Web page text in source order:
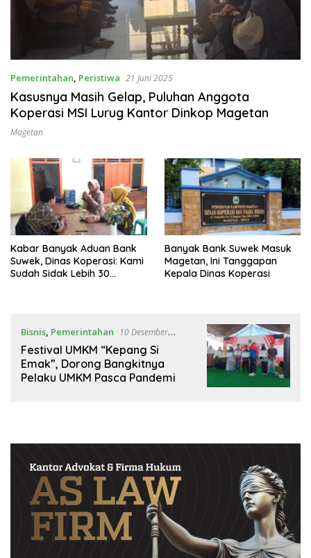
Pemerintahan, Peristiwa 21 Juni 2025
Kasusnya Masih Gelap, Puluhan Anggota
Koperasi MSI Lurug Kantor Dinkop Magetan
Magetan
Kabar Banyak Aduan Bank
Suwek, Dinas Koperasi: Kami
Sudah Sidak Lebih 30
Banyak Bank Suwek Masuk
Magetan, Ini Tanggapan
Kepala Dinas Koperasi
Bisnis, Pemerintahan
10 Desember
2022
Festival UMKM “Kepang Si
Emak”, Dorong Bangkitnya
Pelaku UMKM Pasca Pandemi